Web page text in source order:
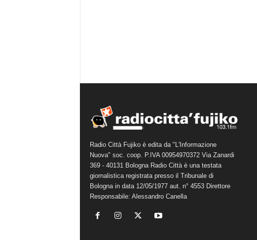
Radio Città Fujiko è edita da "L'Informazione
Nuova" soc. coop. P.IVA 00954970372 Via Zanardi
369 - 40131 Bologna Radio Città è una testata
giornalistica registrata presso il Tribunale di
Bologna in data 12/05/1977 aut. n° 4553 Direttore
Responsabile: Alessandro Canella